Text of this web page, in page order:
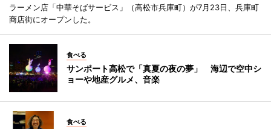
ラーメン店「中華そばサービス」（高松市兵庫町）が7月23日、兵庫町
商店街にオープンした。
食べる
サンポート高松で「真夏の夜の夢」 海辺で空中シ
ョーや地産グルメ、音楽
食べる